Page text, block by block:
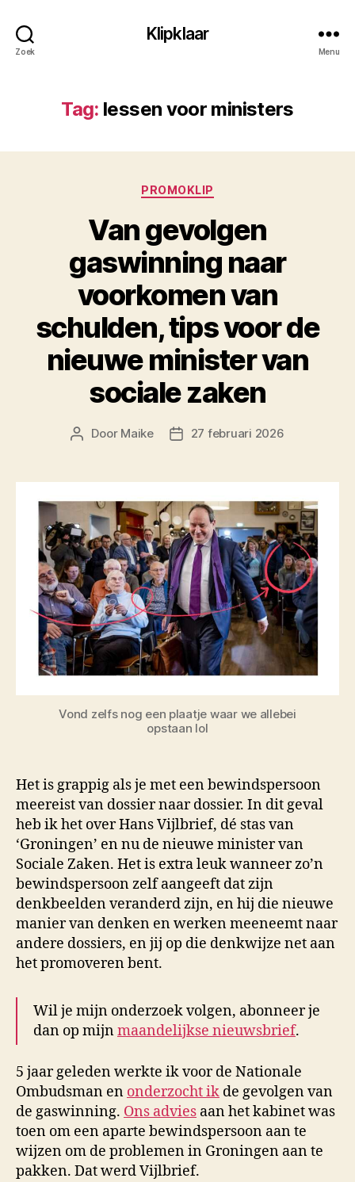
Zoek
Klipklaar
Menu
Tag: lessen voor ministers
Categorieën
PROMOKLIP
Van gevolgen
gaswinning naar
voorkomen van
schulden, tips voor de
nieuwe minister van
sociale zaken
Berichtauteur
Door Maike Berichtdatum
27 februari 2026
Vond zelfs nog een plaatje waar we allebei
opstaan lol
Het is grappig als je met een bewindspersoon
meereist van dossier naar dossier. In dit geval
heb ik het over Hans Vijlbrief, dé stas van
‘Groningen’ en nu de nieuwe minister van
Sociale Zaken. Het is extra leuk wanneer zo’n
bewindspersoon zelf aangeeft dat zijn
denkbeelden veranderd zijn, en hij die nieuwe
manier van denken en werken meeneemt naar
andere dossiers, en jij op die denkwijze net aan
het promoveren bent.
Wil je mijn onderzoek volgen, abonneer je
dan op mijnmaandelijkse nieuwsbrief.
5 jaar geleden werkte ik voor de Nationale
Ombudsman en onderzocht ik de gevolgen van
de gaswinning. Ons advies aan het kabinet was
toen om een aparte bewindspersoon aan te
wijzen om de problemen in Groningen aan te
pakken. Dat werd Vijlbrief.